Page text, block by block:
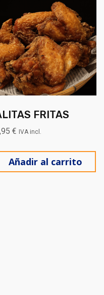
producto tiene
FRITAS
€ IVA incl.
Añadir al carrito